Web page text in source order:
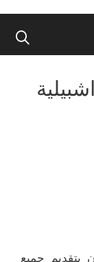
بتقديم جميع